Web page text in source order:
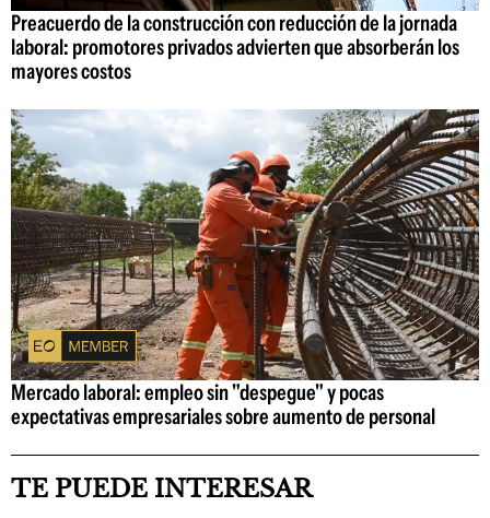
Preacuerdo de la construcción con reducción de la jornada
laboral: promotores privados advierten que absorberán los
mayores costos
Mercado laboral: empleo sin "despegue" y pocas
expectativas empresariales sobre aumento de personal
TE PUEDE INTERESAR